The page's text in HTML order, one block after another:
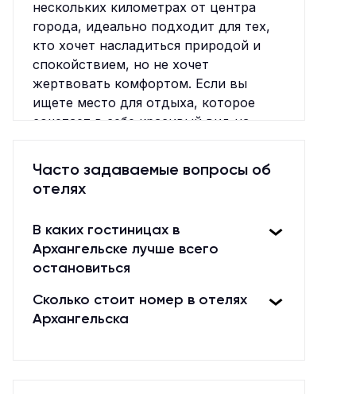
нескольких километрах от центра
города, идеально подходит для тех,
кто хочет насладиться природой и
спокойствием, но не хочет
жертвовать комфортом. Если вы
ищете место для отдыха, которое
сочетает в себе красивый вид на
Часто задаваемые вопросы об
отелях
В каких гостиницах в
Архангельске лучше всего
остановиться
Сколько стоит номер в отелях
Архангельска